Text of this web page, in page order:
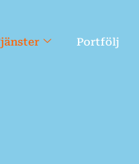
Portfölj